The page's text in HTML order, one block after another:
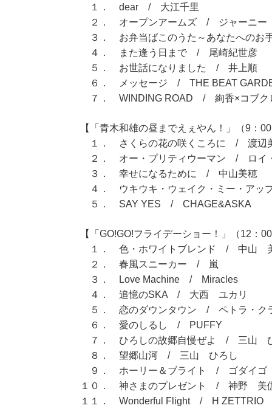
１． dear / 大江千里
２． オープンアームズ / ジャーニー
３． お弁当ばこのうた～あなたへの
４． また逢う日まで / 尾崎紀世彦
５． お世話になりました / 井上順
６． メッセージ / THE BEAT
７． WINDING ROAD / 絢香×コブク
【「青木和雄の昼までえぇやん！」（9：
１． さくらの花の咲くころに / 渡辺
２． オー・プリティウーマン / ロイ
３． 幸せになるために / 中山美穂
４． ウキウキ・ウェイク・ミー・ア
５． SAY YES / CHAGE&ASKA
【「GO!GO!フライデーショー！」（12：
１． 色・ホワイトブレンド / 中山
２． 春風スニーカー / 嵐
３． Love Machine / Miracles
４． 追憶のSKA / 大西 ユカリ
５． 恋のダウンタウン / ペトラ・ク
６． 愛のしるし / PUFFY
７． ひろしの故郷自慢ぜよ / 三山
８． 望郷山河 / 三山 ひろし
９． ホーリー＆ブライト / ゴダイゴ
１０． 神さまのプレゼント / 神野 美
１１． Wonderful Flight / H ZETTRIO